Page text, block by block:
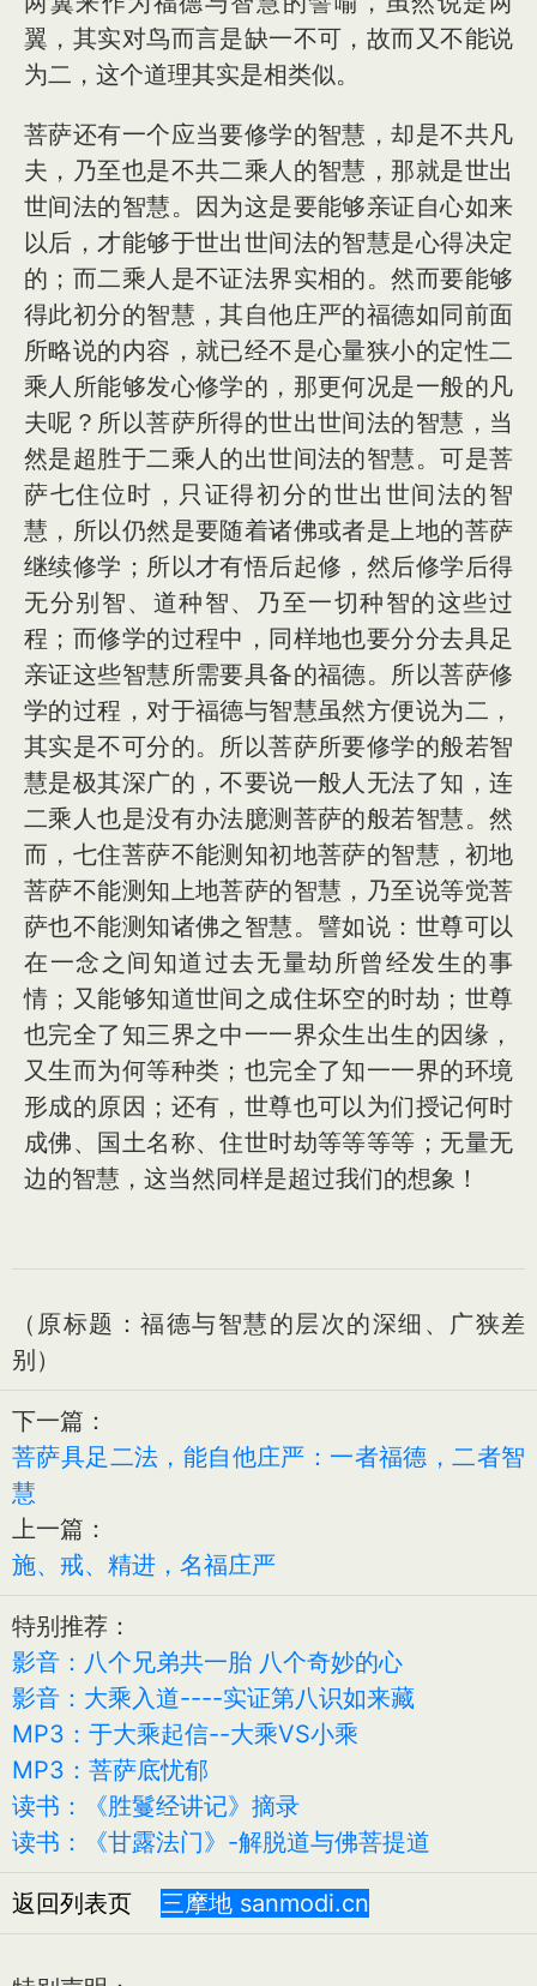
翼，其实对鸟而言是缺一不可，故而又不能说
为二，这个道理其实是相类似。
菩萨还有一个应当要修学的智慧，却是不共凡
夫，乃至也是不共二乘人的智慧，那就是世出
世间法的智慧。因为这是要能够亲证自心如来
以后，才能够于世出世间法的智慧是心得决定
的；而二乘人是不证法界实相的。然而要能够
得此初分的智慧，其自他庄严的福德如同前面
所略说的内容，就已经不是心量狭小的定性二
乘人所能够发心修学的，那更何况是一般的凡
夫呢？所以菩萨所得的世出世间法的智慧，当
然是超胜于二乘人的出世间法的智慧。可是菩
萨七住位时，只证得初分的世出世间法的智
慧，所以仍然是要随着诸佛或者是上地的菩萨
继续修学；所以才有悟后起修，然后修学后得
无分别智、道种智、乃至一切种智的这些过
程；而修学的过程中，同样地也要分分去具足
亲证这些智慧所需要具备的福德。所以菩萨修
学的过程，对于福德与智慧虽然方便说为二，
其实是不可分的。所以菩萨所要修学的般若智
慧是极其深广的，不要说一般人无法了知，连
二乘人也是没有办法臆测菩萨的般若智慧。然
而，七住菩萨不能测知初地菩萨的智慧，初地
菩萨不能测知上地菩萨的智慧，乃至说等觉菩
萨也不能测知诸佛之智慧。譬如说：世尊可以
在一念之间知道过去无量劫所曾经发生的事
情；又能够知道世间之成住坏空的时劫；世尊
也完全了知三界之中一一界众生出生的因缘，
又生而为何等种类；也完全了知一一界的环境
形成的原因；还有，世尊也可以为们授记何时
成佛、国土名称、住世时劫等等等等；无量无
边的智慧，这当然同样是超过我们的想象！
（原标题：福德与智慧的层次的深细、广狭差
别）
下一篇：
菩萨具足二法，能自他庄严：一者福德，二者智
慧
上一篇：
施、戒、精进，名福庄严
特别推荐：
影音：八个兄弟共一胎 八个奇妙的心
影音：大乘入道----实证第八识如来藏
MP3：于大乘起信--大乘VS小乘
MP3：菩萨底忧郁
读书：《胜鬘经讲记》摘录
读书：《甘露法门》-解脱道与佛菩提道
返回列表页 三摩地 sanmodi.cn